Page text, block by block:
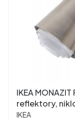
IKEA
reflektory,
PRODUCENT
IKEA